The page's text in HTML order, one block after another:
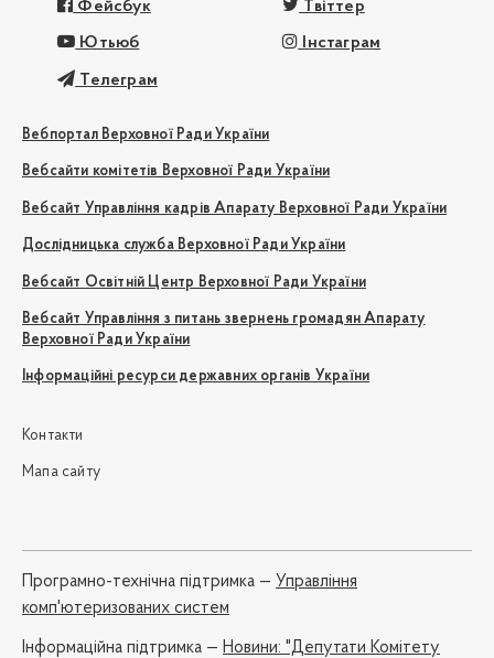
Фейсбук Твіттер
Ютьюб Інстаграм
Телеграм
Вебпортал Верховної Ради України
Вебсайти комітетів Верховної Ради України
Вебсайт Управління кадрів Апарату Верховної Ради України
Дослідницька служба Верховної Ради України
Вебсайт Освітній Центр Верховної Ради України
Вебсайт Управління з питань звернень громадян Апарату
Верховної Ради України
Інформаційні ресурси державних органів України
Контакти
Мапа сайту
Програмно-технічна підтримка — Управління
комп'ютеризованих систем
Iнформаційна підтримка — Новини: "Депутати Комітету